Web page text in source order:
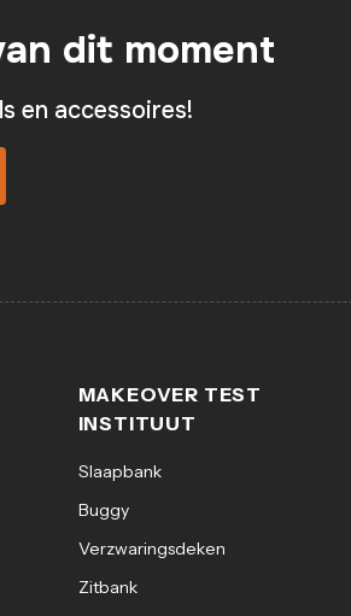
dit moment
en accessoires!
MAKEOVER TEST
INSTITUUT
Slaapbank
Buggy
Verzwaringsdeken
Zitbank